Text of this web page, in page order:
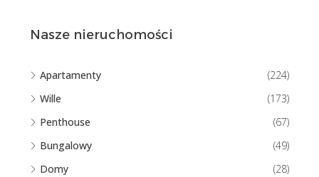
Nasze nieruchomości
Apartamenty
(224)
Wille
(173)
Penthouse
(67)
Bungalowy
(49)
Domy
(28)